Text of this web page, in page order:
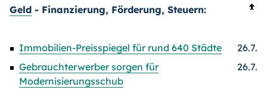
Geld - Finanzierung, Förderung, Steuern:
Immobilien-Preisspiegel für rund 640 Städte
26.7.
Gebrauchterwerber sorgen für
Modernisierungsschub
26.7.